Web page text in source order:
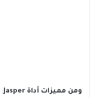
ومن مميزات أداة Jasper :